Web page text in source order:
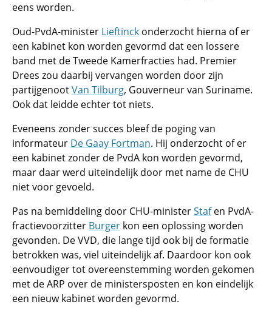
eens worden.
Oud-PvdA-minister Lieftinck onderzocht hierna of er
een kabinet kon worden gevormd dat een lossere
band met de Tweede Kamerfracties had. Premier
Drees zou daarbij vervangen worden door zijn
partijgenootVan Tilburg, Gouverneur van Suriname.
Ook dat leidde echter tot niets.
Eveneens zonder succes bleef de poging van
informateur De Gaay Fortman. Hij onderzocht of er
een kabinet zonder de PvdA kon worden gevormd,
maar daar werd uiteindelijk door met name de CHU
niet voor gevoeld.
Pas na bemiddeling door CHU-ministerStafen PvdA-
fractievoorzitter Burger kon een oplossing worden
gevonden. De VVD, die lange tijd ook bij de formatie
betrokken was, viel uiteindelijk af. Daardoor kon ook
eenvoudiger tot overeenstemming worden gekomen
met de ARP over de ministersposten en kon eindelijk
een nieuw kabinet worden gevormd.